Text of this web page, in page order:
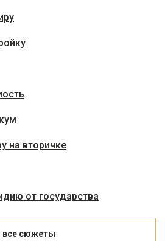
на вторичке
от государства
все сюжеты